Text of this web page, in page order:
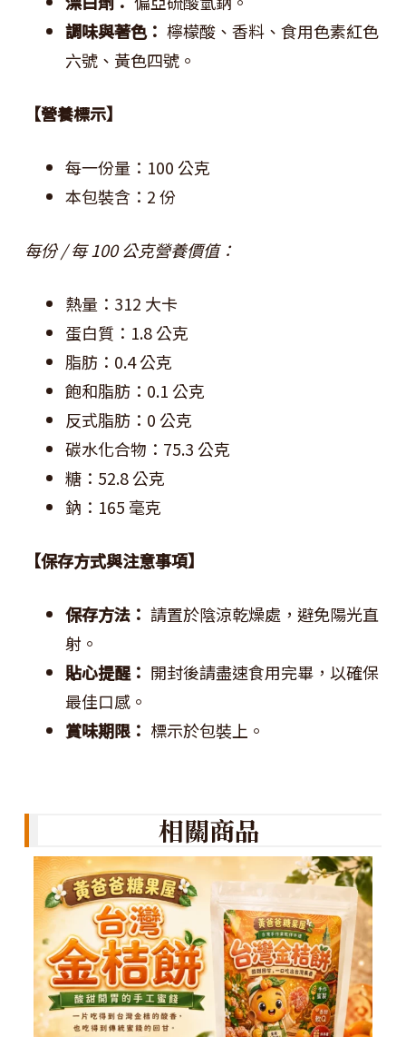
調味與著色： 檸檬酸、香料、食用色素紅色
六號、黃色四號。
【營養標示】
每一份量：100 公克
本包裝含：2 份
每份 / 每 100 公克營養價值：
熱量：312 大卡
蛋白質：1.8 公克
脂肪：0.4 公克
飽和脂肪：0.1 公克
反式脂肪：0 公克
碳水化合物：75.3 公克
糖：52.8 公克
鈉：165 毫克
【保存方式與注意事項】
保存方法： 請置於陰涼乾燥處，避免陽光直
射。
貼心提醒： 開封後請盡速食用完畢，以確保
最佳口感。
賞味期限： 標示於包裝上。
相關商品